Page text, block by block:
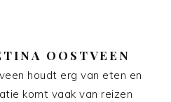
OOSTVEEN
houdt erg van eten en
komt vaak van reizen